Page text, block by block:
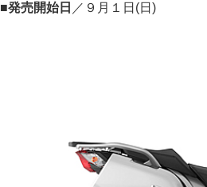
■発売開始日 ／９月１日(日)